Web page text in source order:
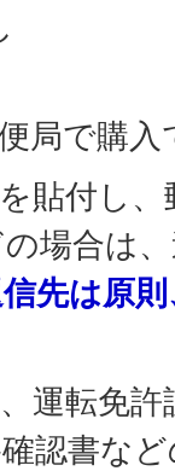
局で購
貼付し
場合は
先は原
運転免
認書な